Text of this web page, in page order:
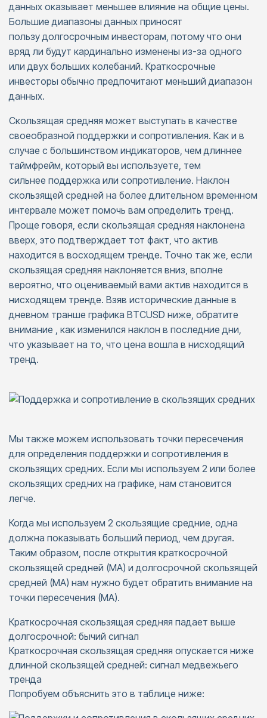
данных оказывает меньшее влияние на общие цены.
Большие диапазоны данных приносят
пользу долгосрочным инвесторам, потому что они
вряд ли будут кардинально изменены из-за одного
или двух больших колебаний. Краткосрочные
инвесторы обычно предпочитают меньший диапазон
данных.
Скользящая средняя может выступать в качестве
своеобразной поддержки и сопротивления. Как и в
случае с большинством индикаторов, чем длиннее
таймфрейм, который вы используете, тем
сильнее поддержка или сопротивление. Наклон
скользящей средней на более длительном временном
интервале может помочь вам определить тренд.
Проще говоря, если скользящая средняя наклонена
вверх, это подтверждает тот факт, что актив
находится в восходящем тренде. Точно так же, если
скользящая средняя наклоняется вниз, вполне
вероятно, что оцениваемый вами актив находится в
нисходящем тренде. Взяв исторические данные в
дневном транше графика BTCUSD ниже, обратите
внимание , как изменился наклон в последние дни,
что указывает на то, что цена вошла в нисходящий
тренд.
Мы также можем использовать точки пересечения
для определения поддержки и сопротивления в
скользящих средних. Если мы используем 2 или более
скользящих средних на графике, нам становится
легче.
Когда мы используем 2 скользящие средние, одна
должна показывать больший период, чем другая.
Таким образом, после открытия краткосрочной
скользящей средней (MA) и долгосрочной скользящей
средней (MA) нам нужно будет обратить внимание на
точки пересечения (MA).
Краткосрочная скользящая средняя падает выше
долгосрочной: бычий сигнал
Краткосрочная скользящая средняя опускается ниже
длинной скользящей средней: сигнал медвежьего
тренда
Попробуем объяснить это в таблице ниже: